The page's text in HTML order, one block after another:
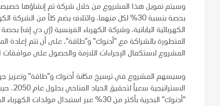
وسيتم تمويل هذا المشروع من خلال شركة تم إنشاؤها
بحصة بنسبة 30% لكل منهما، وائتلاف يضم كلاً من
المشروع لاستكمال الإجراءات اللازمة والحصول على موافقات
وسيسهم المشروع في ترسيخ مكانة أدنوك و"طاقة" وتعزيز
"أدنوك" البحرية بأكثر من 30% عبر استبدال